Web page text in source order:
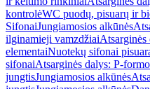
kontrolėWC puodų, pisuarų ir
SifonaiJungiamosios alkūnės
ilginamieji vamzdžiai
elementaiNuotekų sifonai
sifonaiAtsarginės dalys: P-
jungtisJungiamosios alkūnės